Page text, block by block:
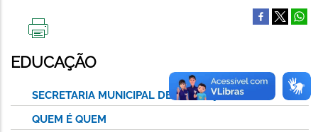
ESTA
PÁGINA
EDUCAÇÃO
SECRETARIA MUNICIPAL DE EDUCAÇÃO
QUEM É QUEM